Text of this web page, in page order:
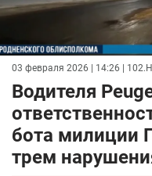
03 февраля 2026 | 14:26 |
Водителя
бота милиции
трем